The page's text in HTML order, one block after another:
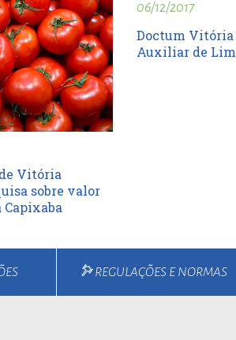
Vitória
sobre valor
Capixaba
06/12/2017
Doctum Vitória
Auxiliar de
REGULAÇÕES E NORMAS